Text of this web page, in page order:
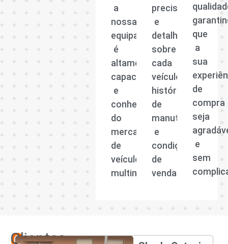
a
nossa
equipa
é
altamente
capacitada
e
conhecedora
do
mercado
de
veículos
multimarcas.
precisas
e
detalhadas
sobre
cada
veículo,
histórico
de
manutenção
e
condições
de
venda.
que
a
sua
de
compra
seja
e
sem
Clientes